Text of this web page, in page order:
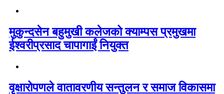
मुकुन्दसेन बहुमुखी कलेजको क्याम्पस प्रमुखमा
ईश्वरीप्रसाद चापागाईं नियुक्त
वृक्षारोपणले वातावरणीय सन्तुलन र समाज विकासमा